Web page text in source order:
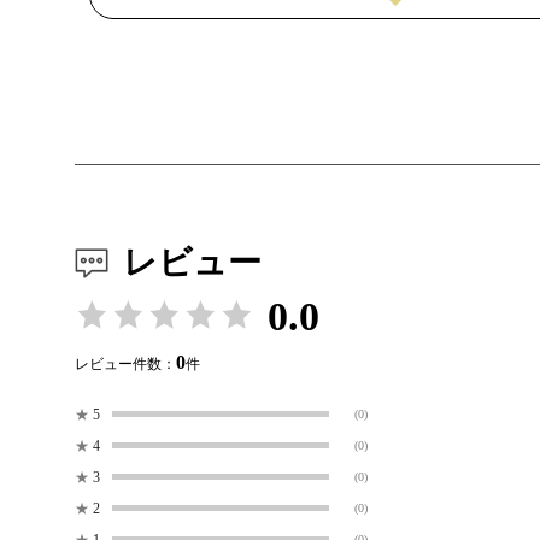
レビュー
0.0
レビュー件数： 0件
★ 5 (0)
★ 4 (0)
★ 3 (0)
★ 2 (0)